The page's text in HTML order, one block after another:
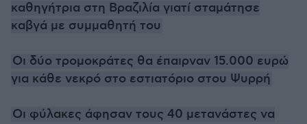
καθηγήτρια στη Βραζιλία γιατί σταμάτησε
καβγά με συμμαθητή του
Οι δύο τρομοκράτες θα έπαιρναν 15.000 ευρώ
για κάθε νεκρό στο εστιατόριο στου Ψυρρή
Οι φύλακες άφησαν τους 40 μετανάστες να